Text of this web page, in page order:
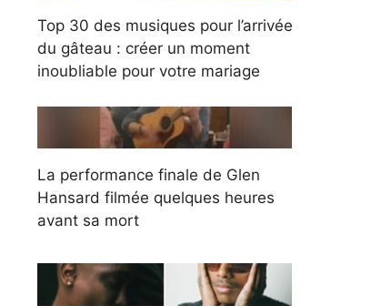
Top 30 des musiques pour l’arrivée
du gâteau : créer un moment
inoubliable pour votre mariage
La performance finale de Glen
Hansard filmée quelques heures
avant sa mort